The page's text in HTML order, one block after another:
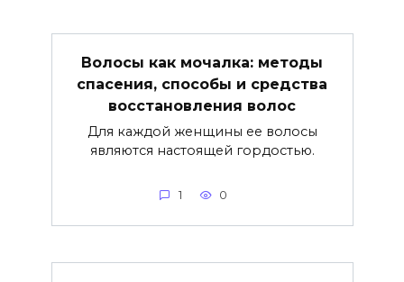
Волосы как мочалка: методы
спасения, способы и средства
восстановления волос
Для каждой женщины ее волосы
являются настоящей гордостью.
1 0